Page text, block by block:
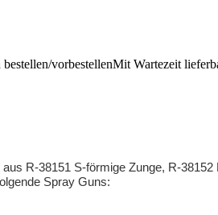
vorbestellenMit Wartezeit
R-38151 S-förmige Zunge, R-
Spray Guns: